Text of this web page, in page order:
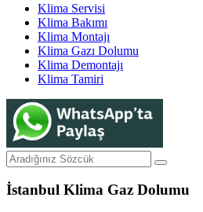
Klima Servisi
Klima Bakımı
Klima Montajı
Klima Gazı Dolumu
Klima Demontajı
Klima Tamiri
İstanbul Klima Gaz Dolumu